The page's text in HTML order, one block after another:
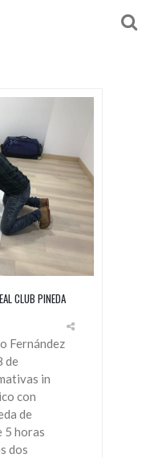
CLUB PINEDA
Fernández
de
in
con
de
5 horas
dos